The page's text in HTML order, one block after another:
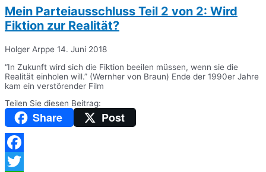
Mein Parteiausschluss Teil 2 von 2: Wird
Fiktion zur Realität?
Holger Arppe 14. Juni 2018
“In Zukunft wird sich die Fiktion beeilen müssen, wenn sie die
Realität einholen will.” (Wernher von Braun) Ende der 1990er Jahre
kam ein verstörender Film
Teilen Sie diesen Beitrag:
Share Post
Facebook